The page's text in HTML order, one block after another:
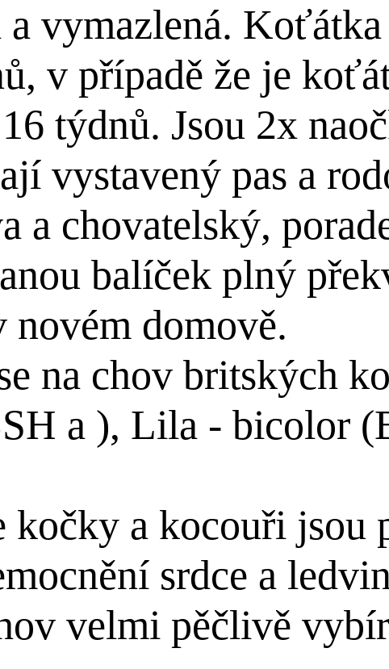
a vymazlená.
v případě že je
týdnů. Jsou 2x
vystavený pas a
a chovatelský,
balíček plný
domově.
na chov britských
a ), Lila - bicolor
kočky a kocouři jsou
srdce a
velmi pěčlivě